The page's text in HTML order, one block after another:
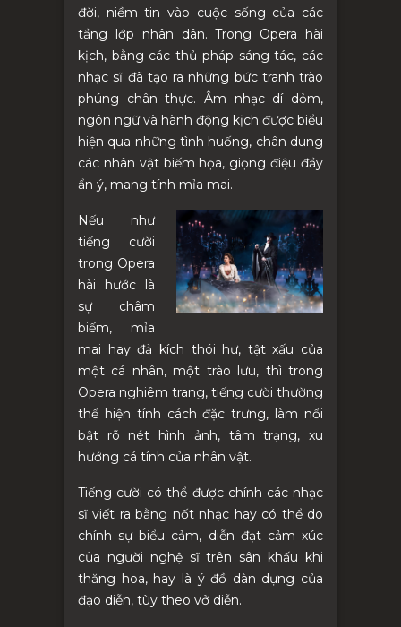
đời, niềm tin vào cuộc sống của các
tầng lớp nhân dân. Trong Opera hài
kịch, bằng các thủ pháp sáng tác, các
nhạc sĩ đã tạo ra những bức tranh trào
phúng chân thực. Âm nhạc dí dỏm,
ngôn ngữ và hành động kịch được biểu
hiện qua những tình huống, chân dung
các nhân vật biếm họa, giọng điệu đầy
ẩn ý, mang tính mỉa mai.
Nếu như
tiếng cười
trong Opera
hài hước là
sự châm
biếm, mỉa
mai hay đả kích thói hư, tật xấu của
một cá nhân, một trào lưu, thì trong
Opera nghiêm trang, tiếng cười thường
thể hiện tính cách đặc trưng, làm nổi
bật rõ nét hình ảnh, tâm trạng, xu
hướng cá tính của nhân vật.
Tiếng cười có thể được chính các nhạc
sĩ viết ra bằng nốt nhạc hay có thể do
chính sự biểu cảm, diễn đạt cảm xúc
của người nghệ sĩ trên sân khấu khi
thăng hoa, hay là ý đồ dàn dựng của
đạo diễn, tùy theo vở diễn.